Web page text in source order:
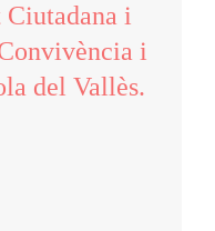
Ciutadana i
i
del Vallès.